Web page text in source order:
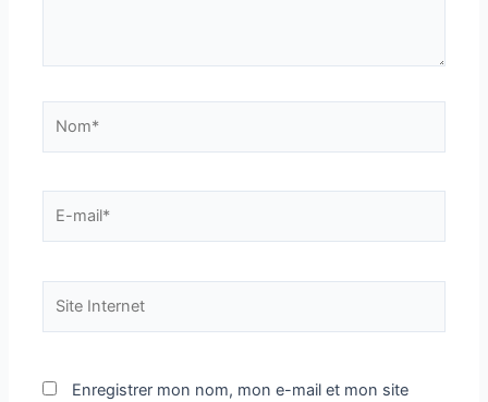
mail*
Internet
Enregistrer mon nom, mon e-mail et mon site